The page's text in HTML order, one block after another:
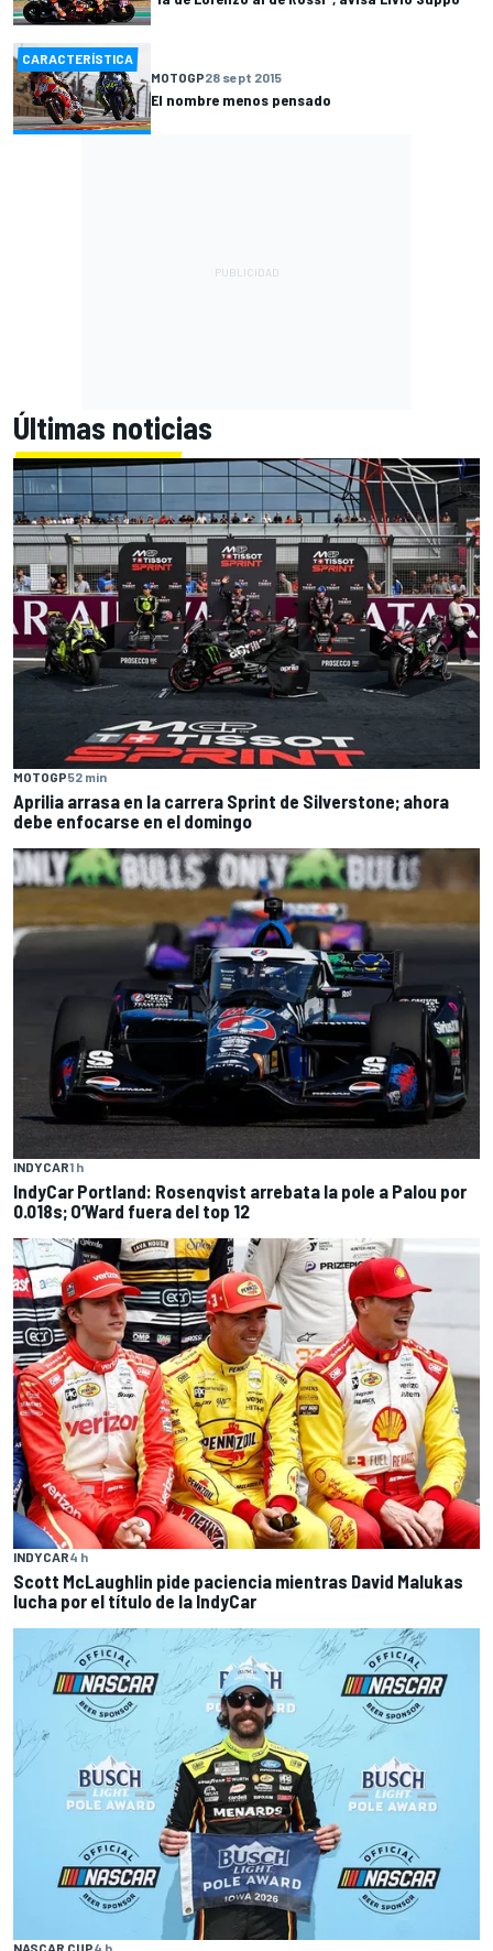
CARACTERÍSTICA
MOTOGP28 sept 2015
El nombre menos pensado
Últimas noticias
MOTOGP52 min
Aprilia arrasa en la carrera Sprint de Silverstone; ahora
debe enfocarse en el domingo
INDYCAR1 h
IndyCar Portland: Rosenqvist arrebata la pole a Palou por
0.018s; O’Ward fuera del top 12
INDYCAR4 h
Scott McLaughlin pide paciencia mientras David Malukas
lucha por el título de la IndyCar
NASCAR CUP4 h